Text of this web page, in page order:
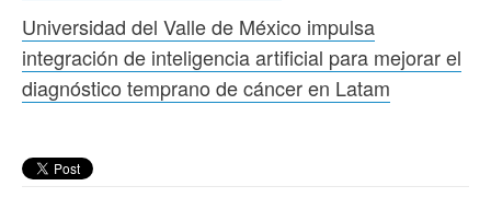
Universidad del Valle de México impulsa
integración de inteligencia artificial para mejorar el
diagnóstico temprano de cáncer en Latam